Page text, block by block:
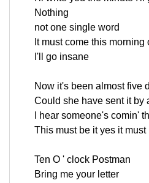
Nothing
not one single word
It must come this
I'll go insane
Now it's been almost five
Could she have sent it by
I hear someone's comin'
This must be it yes it must
Ten O ' clock Postman
Bring me your letter